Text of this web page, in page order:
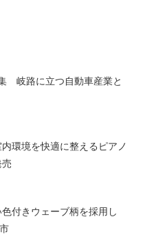
岐路に立つ自動車産業と
環境を快適に整えるピアノ
付きウェーブ柄を採用し